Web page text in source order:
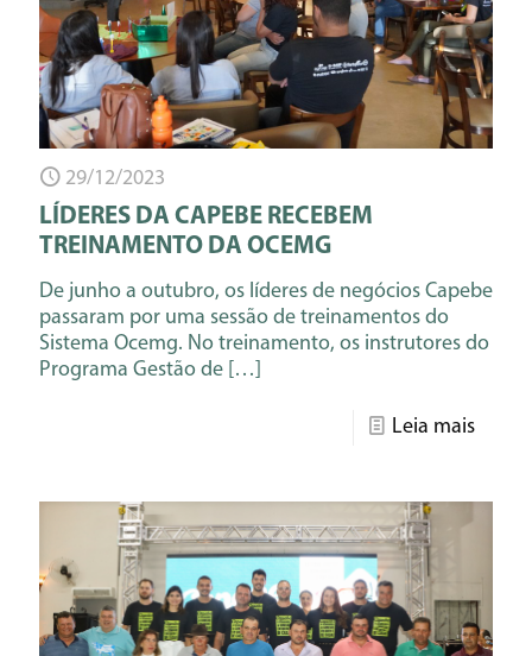
29/12/2023
LÍDERES DA CAPEBE RECEBEM
TREINAMENTO DA OCEMG
De junho a outubro, os líderes de negócios Capebe
passaram por uma sessão de treinamentos do
Sistema Ocemg. No treinamento, os instrutores do
Programa Gestão de […]
Leia mais